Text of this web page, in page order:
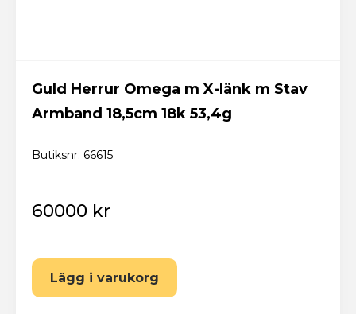
Guld Herrur Omega m X-länk m Stav
Armband 18,5cm 18k 53,4g
Butiksnr: 66615
60000 kr
Lägg i varukorg